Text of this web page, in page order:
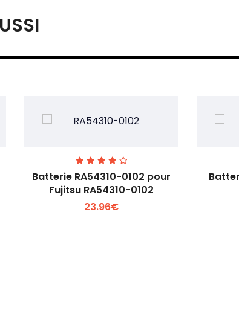
Voir plus +
Batterie RA54310-0102 pour
Fujitsu RA54310-0102
23.96€